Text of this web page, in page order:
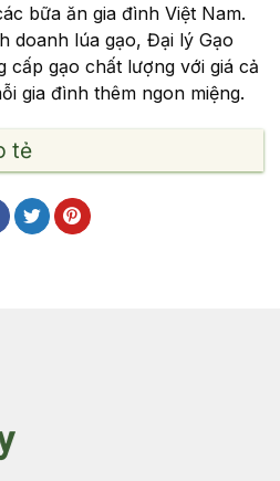
bữa ăn gia đình Việt Nam.
doanh lúa gạo, Đại lý Gạo
cấp gạo chất lượng với giá cả
gia đình thêm ngon miệng.
tẻ